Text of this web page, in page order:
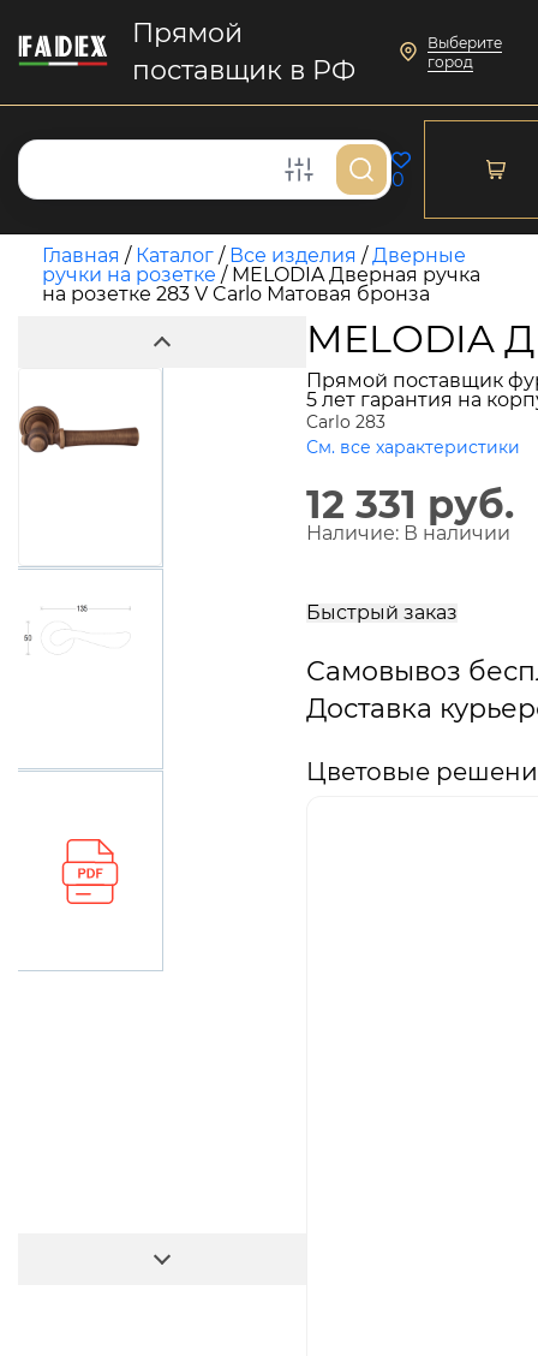
Прямой
поставщик в РФ
Выберите
город
0
Главная / Каталог / Все изделия /Дверные
ручки на розетке / MELODIA Дверная ручка
на розетке 283 V Carlo Матовая бронза
MELODIA
Прямой поставщик
5 лет гарантия на
Carlo 283
См. все характеристики
12 331 руб.
Наличие: В наличии
Быстрый заказ
Самовывоз
Доставка
Цветовые